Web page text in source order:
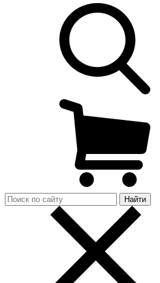
Найти